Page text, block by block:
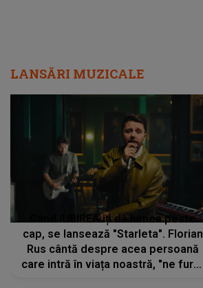
LANSĂRI MUZICALE
Când IUBIREA îți dă lumea peste
cap, se lansează "Starleta". Florian
Rus cântă despre acea persoană
care intră în viața noastră, "ne fură"